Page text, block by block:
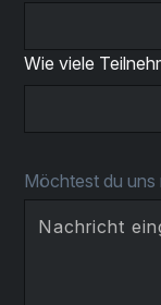
Wie viele
Möchtest du uns